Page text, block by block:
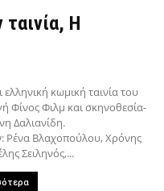
ταινία, Η
ελληνική κωμική ταινία του
Φίνος Φιλμ και σκηνοθεσία-
Δαλιανίδη.
Ρένα Βλαχοπούλου, Χρόνης
Σειληνός,...